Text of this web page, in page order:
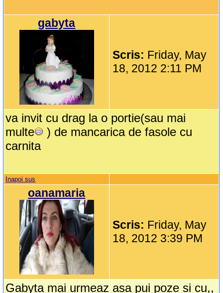
gabyta
Scris: Friday, May
18, 2012 2:11 PM
va invit cu drag la o portie(sau mai
multe
) de mancarica de fasole cu
carnita
Inapoi sus
oanamaria
Scris: Friday, May
18, 2012 3:39 PM
Gabyta mai urmeaz asa pui poze si cu,,